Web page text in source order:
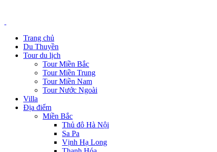
Trang chủ
Du Thuyền
Tour du lịch
Tour Miền Bắc
Tour Miền Trung
Tour Miền Nam
Tour Nước Ngoài
Villa
Địa điểm
Miền Bắc
Thủ đô Hà Nội
Sa Pa
Vịnh Hạ Long